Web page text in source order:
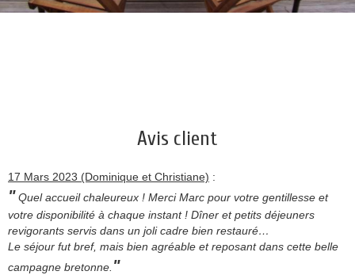
Avis client
17 Mars 2023 (Dominique et Christiane) :
" Quel accueil chaleureux ! Merci Marc pour votre gentillesse et
votre disponibilité à chaque instant ! Dîner et petits déjeuners
revigorants servis dans un joli cadre bien restauré…
Le séjour fut bref, mais bien agréable et reposant dans cette belle
campagne bretonne. "